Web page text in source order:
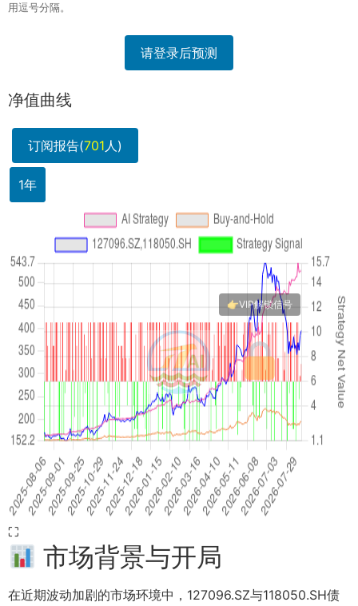
用逗号分隔。
请登录后预测
净值曲线
订阅报告(701人)
1年
⛶
市场背景与开局
在近期波动加剧的市场环境中，127096.SZ与118050.SH债